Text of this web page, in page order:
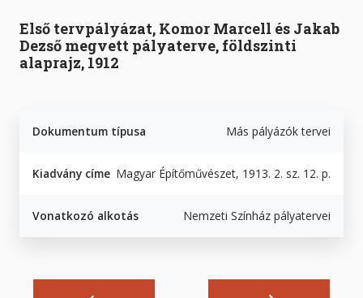
Első tervpályázat, Komor Marcell és Jakab
Dezső megvett pályaterve, földszinti
alaprajz, 1912
Dokumentum típusa Más pályázók tervei
Kiadvány címe Magyar Építőművészet, 1913. 2. sz. 12. p.
Vonatkozó alkotás Nemzeti Színház pályatervei